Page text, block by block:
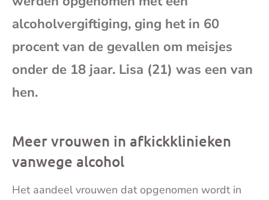
alcoholvergiftiging, ging het in 60
procent van de gevallen om meisjes
onder de 18 jaar. Lisa (21) was een van
hen.
Meer vrouwen in afkickklinieken
vanwege alcohol
Het aandeel vrouwen dat opgenomen wordt in